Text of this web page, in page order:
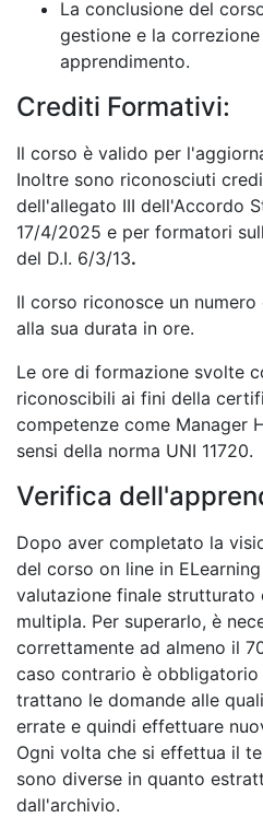
La conclusione del
gestione e la correzione
apprendimento.
Crediti Formativi:
Il corso è valido per
Inoltre sono riconosciuti
dell'allegato III dell'Accordo
17/4/2025 e per formatori
del D.I. 6/3/13.
Il corso riconosce un
alla sua durata in ore.
Le ore di formazione svolte
riconoscibili ai fini della
competenze come Manager
sensi della norma UNI 11720.
Verifica
Dopo aver completato la
del corso on line in
valutazione finale strutturato
multipla. Per superarlo, è
correttamente ad almeno il
caso contrario è obbligatorio
trattano le domande alle
errate e quindi effettuare
Ogni volta che si effettua il
sono diverse in quanto
dall'archivio.